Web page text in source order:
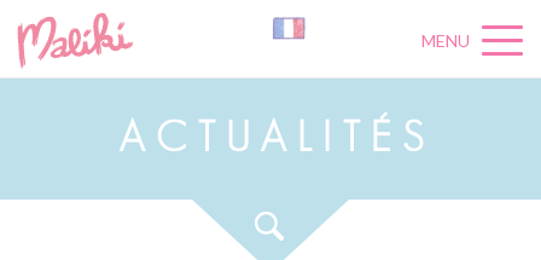
MENU
A C U A L É S